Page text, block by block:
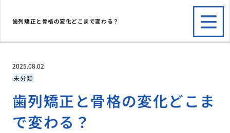
歯列矯正と骨格の変化どこまで変わる？
2025.08.02
未分類
歯列矯正と骨格の変化どこま
で変わる？